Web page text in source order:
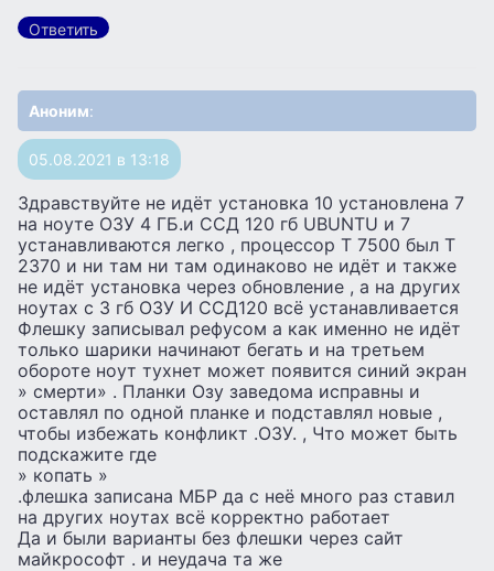
Ответить
Аноним:
05.08.2021 в 13:18
Здравствуйте не идёт установка 10 установлена 7
на ноуте ОЗУ 4 ГБ.и ССД 120 гб UBUNTU и 7
устанавливаются легко , процессор Т 7500 был Т
2370 и ни там ни там одинаково не идёт и также
не идёт установка через обновление , а на других
ноутах с 3 гб ОЗУ И ССД120 всё устанавливается
Флешку записывал рефусом а как именно не идёт
только шарики начинают бегать и на третьем
обороте ноут тухнет может появится синий экран
» смерти» . Планки Озу заведома исправны и
оставлял по одной планке и подставлял новые ,
чтобы избежать конфликт .ОЗУ. , Что может быть
подскажите где
» копать »
.флешка записана МБР да с неё много раз ставил
на других ноутах всё корректно работает
Да и были варианты без флешки через сайт
майкрософт . и неудача та же